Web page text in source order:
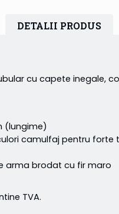
DETALII PRODUS
cu capete inegale,
(lungime)
camulfaj pentru forte
arma brodat cu fir maro
TVA.